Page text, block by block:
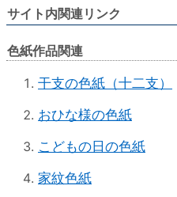
サイト内関連リンク
色紙作品関連
干支の色紙（十二支）
おひな様の色紙
こどもの日の色紙
家紋色紙